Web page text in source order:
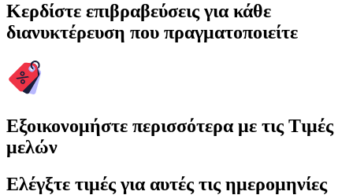
Κερδίστε επιβραβεύσεις για κάθε
διανυκτέρευση που πραγματοποιείτε
Εξοικονομήστε περισσότερα με τις Τιμές
μελών
Ελέγξτε τιμές για αυτές τις ημερομηνίες